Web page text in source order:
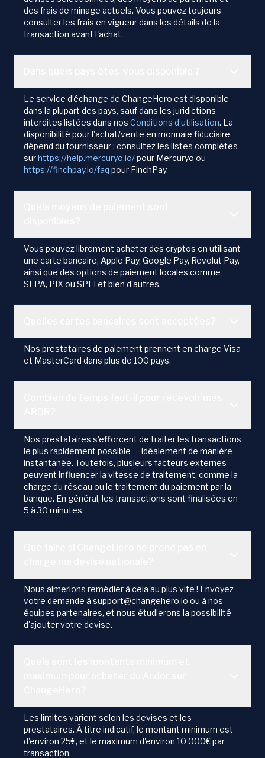
des frais de minage actuels. Vous pouvez toujours
consulter les frais en vigueur dans les détails de la
transaction avant l'achat.
Le service d’échange de ChangeHero est disponible
dans la plupart des pays, sauf dans les juridictions
interdites listées dans nos Conditions d’utilisation. La
disponibilité pour l’achat/vente en monnaie fiduciaire
dépend du fournisseur : consultez les listes complètes
surhttps://help.mercuryo.io/pour Mercuryo ou
https://finchpay.io/faq pour FinchPay.
Vous pouvez librement acheter des cryptos en utilisant
une carte bancaire, Apple Pay, Google Pay, Revolut Pay,
ainsi que des options de paiement locales comme
SEPA, PIX ou SPEI et bien d'autres.
Nos prestataires de paiement prennent en charge Visa
et MasterCard dans plus de 100 pays.
Nos prestataires s'efforcent de traiter les transactions
le plus rapidement possible — idéalement de manière
instantanée. Toutefois, plusieurs facteurs externes
peuvent influencer la vitesse de traitement, comme la
charge du réseau ou le traitement du paiement par la
banque. En général, les transactions sont finalisées en
5 à 30 minutes.
Nous aimerions remédier à cela au plus vite ! Envoyez
votre demande à support@changehero.io ou à nos
équipes partenaires, et nous étudierons la possibilité
d'ajouter votre devise.
Les limites varient selon les devises et les
prestataires. À titre indicatif, le montant minimum est
d'environ 25€, et le maximum d'environ 10 000€ par
transaction.